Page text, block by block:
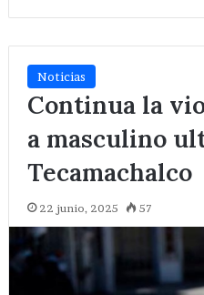
Noticias
Continua la
a masculino
Tecamachalco
22 junio, 2025 57